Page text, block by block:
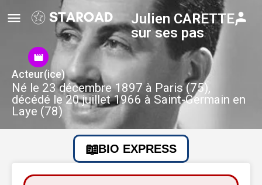
Julien CARETTE,
sur ses pas
Acteur(ice)
Né le 23 décembre 1897 à Paris (75),
décédé le 20 juillet 1966 à Saint-Germain en
Laye (78)
BIO EXPRESS